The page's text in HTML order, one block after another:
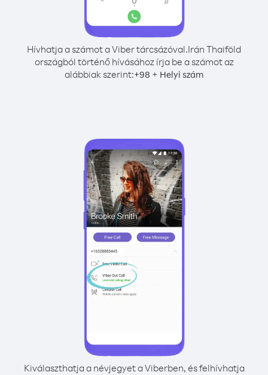
Hívhatja a számot a Viber tárcsázóval.Irán Thaiföld
országból történő hívásához írja be a számot az
alábbiak szerint:+98 + Helyi szám
Kiválaszthatja a névjegyet a Viberben, és felhívhatja